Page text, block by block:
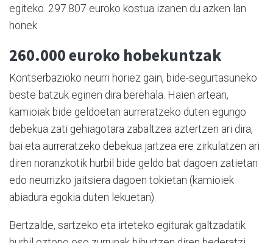
egiteko. 297.807 euroko kostua izanen du azken lan
honek.
260.000 euroko hobekuntzak
Kontserbazioko neurri horiez gain, bide-segurtasuneko
beste batzuk eginen dira berehala. Haien artean,
kamioiak bide geldoetan aurreratzeko duten egungo
debekua zati gehiagotara zabaltzea aztertzen ari dira,
bai eta aurreratzeko debekua jartzea ere zirkulatzen ari
diren noranzkotik hurbil bide geldo bat dagoen zatietan
edo neurrizko jaitsiera dagoen tokietan (kamioiek
abiadura egokia duten lekuetan).
Bertzalde, sartzeko eta irteteko egiturak galtzadatik